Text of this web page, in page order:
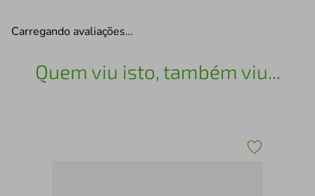
Carregando avaliações…
Quem viu isto, também viu...